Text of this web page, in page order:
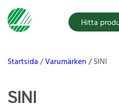
Hitta
Startsida Varumärken SINI
SINI